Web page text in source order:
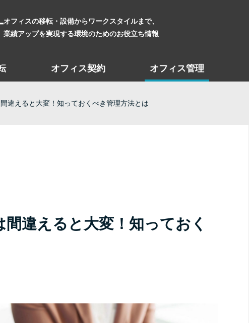
オフィスの移転・設備からワークスタイルまで、
業績アップを実現する環境のためのお役立ち情報
オフィス契約 オフィス管理
違えると大変！知っておくべき管理方法とは
違えると大変！知っておく